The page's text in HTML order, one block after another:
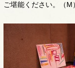
ご堪能ください。（M